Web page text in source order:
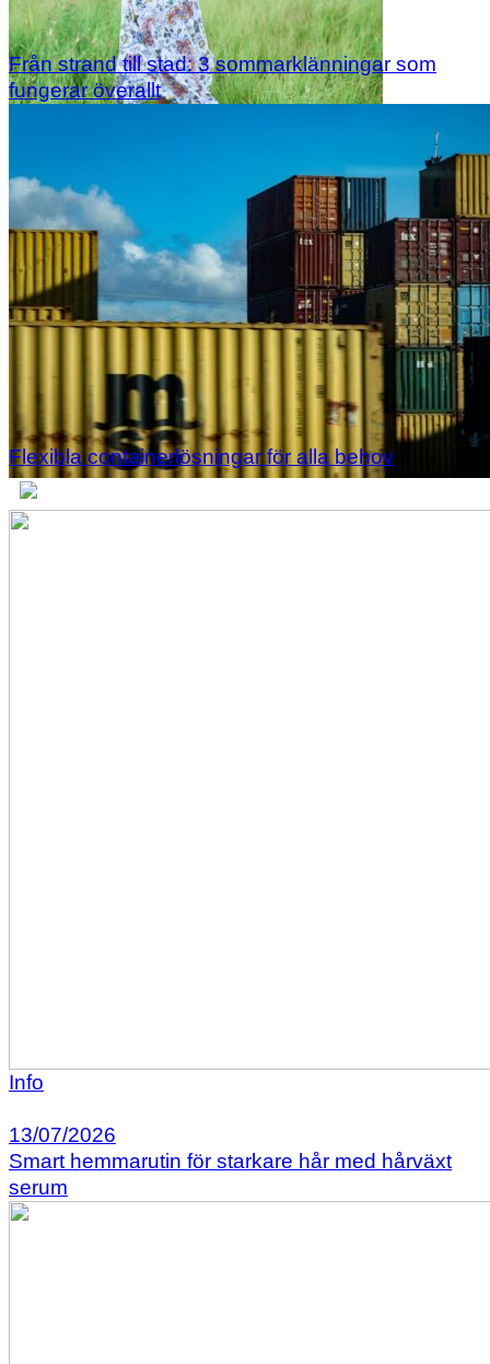
Från strand till stad: 3 sommarklänningar som
fungerar överallt
Flexibla containerlösningar för alla behov
Info
13/07/2026
Smart hemmarutin för starkare hår med hårväxt
serum